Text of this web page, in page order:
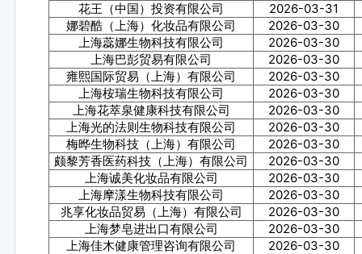
花王（中国）投资有限公司
2026-03-31
娜碧酷（上海）化妆品有限公司
2026-03-30
上海蕊娜生物科技有限公司
2026-03-30
上海巴彭贸易有限公司
2026-03-30
雍熙国际贸易（上海）有限公司
2026-03-30
上海桉瑞生物科技有限公司
2026-03-30
上海花萃泉健康科技有限公司
2026-03-30
上海光的法则生物科技有限公司
2026-03-30
梅晔生物科技（上海）有限公司
2026-03-30
颇黎芳香医药科技（上海）有限公司
2026-03-30
上海诚美化妆品有限公司
2026-03-30
上海摩漾生物科技有限公司
2026-03-30
兆享化妆品贸易（上海）有限公司
2026-03-30
上海梦皂进出口有限公司
2026-03-30
上海佳木健康管理咨询有限公司
2026-03-30